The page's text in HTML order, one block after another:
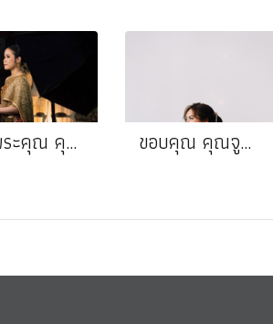
ขอบพระคุณ คุณไข่มุก ❤️ คุณหมีน้อย ขอบคุณ คุณจูน❤️คุณพีม